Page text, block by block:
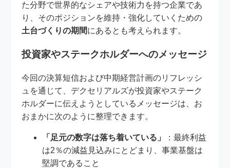
た分野で世界的なシェアや技術力を持つ企業であ
り、そのポジションを維持・強化していくための
土台づくりの期間にあるとも考えられます。
投資家やステークホルダーへのメッセージ
今回の決算短信および中期経営計画のリフレッシ
ュを通じて、デクセリアルズが投資家やステーク
ホルダーに伝えようとしているメッセージは、お
おまかに次のように整理できます。
「足元の数字は落ち着いている」
：最終利益
は2％の減益見込みにとどまり、事業基盤は
堅調であること